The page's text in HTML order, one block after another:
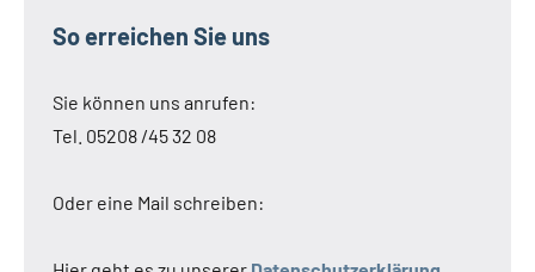
So erreichen Sie uns
Sie können uns anrufen:
Tel. 05208 /45 32 08
Oder eine Mail schreiben: